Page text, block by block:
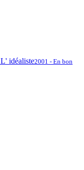
L' idéaliste2001 - En bon